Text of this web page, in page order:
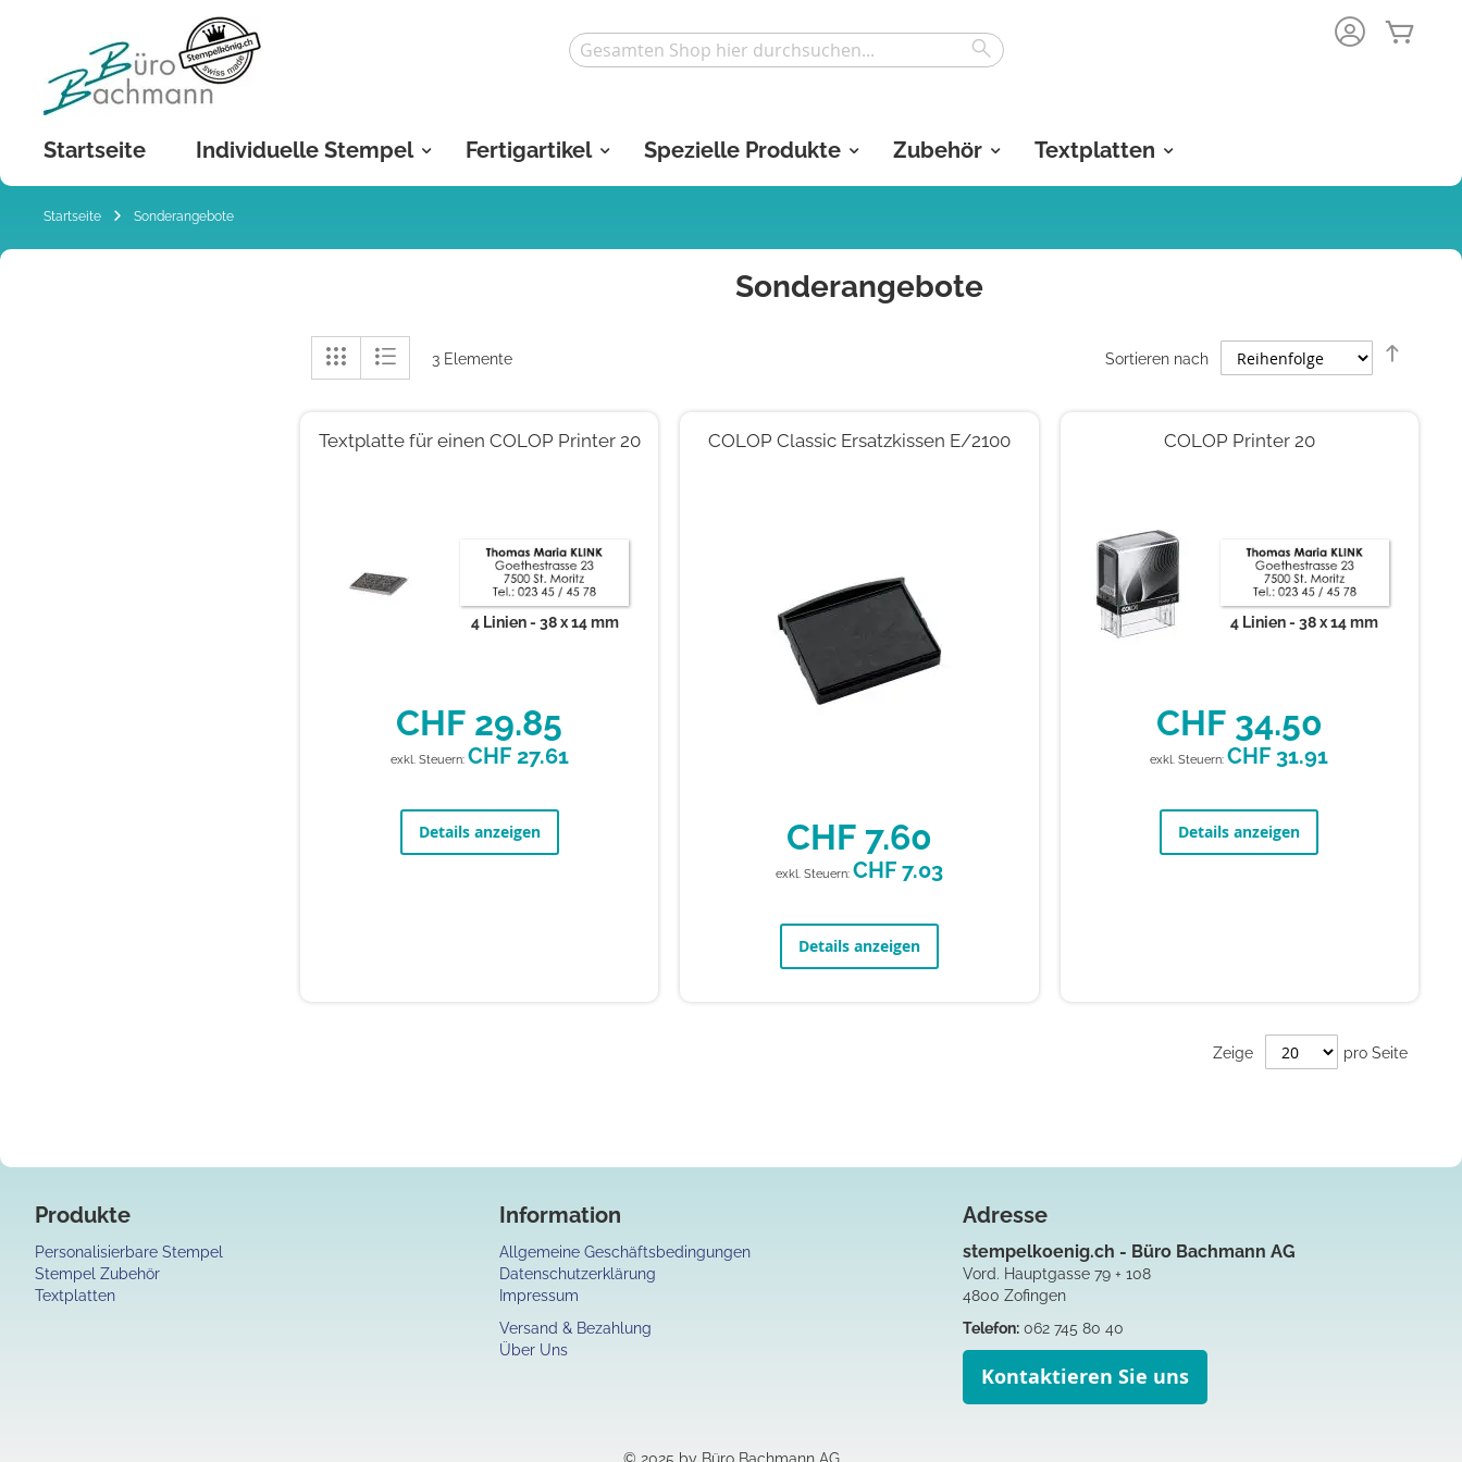
Search
Startseite Individuelle Stempel Fertigartikel Spezielle Produkte Zubehör Textplatten
Startseite Sonderangebote
Sonderangebote
Anzeigen
als
Liste 3Elemente Sortieren nach
Textplatte für einen COLOP Printer 20
4 Linien 38 x 14 mm
CHF 29.85
CHF 27.61
Details anzeigen
COLOP Classic Ersatzkissen E/2100
CHF 7.60
CHF 7.03
Details anzeigen
COLOP Printer 20
4 Linien 38 x 14 mm
CHF 34.50
CHF 31.91
Details anzeigen
Zeige pro Seite
Produkte
Personalisierbare Stempel
Stempel Zubehör
Textplatten
Information
Allgemeine Geschäftsbedingungen
Datenschutzerklärung
Impressum
Versand & Bezahlung
Über Uns
Adresse
stempelkoenig.ch - Büro Bachmann AG
Vord. Hauptgasse 79 + 108
4800 Zofingen
Telefon: 062 745 80 40
Kontaktieren Sie uns